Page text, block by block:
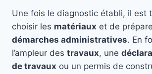
Une fois le diagnostic établi, il est
choisir les matériaux et de
démarches administratives. En
l’ampleur des travaux, une
de travaux ou un permis de